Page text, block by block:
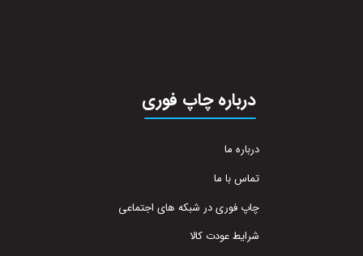
درباره چاپ فوری
درباره ما
تماس با ما
چاپ فوری در شبکه های اجتماعی
شرایط عودت کالا